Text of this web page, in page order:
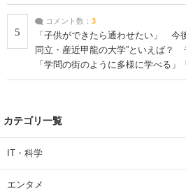
5
コメント数： 3
「子供ができたら通わせたい」 今
同立・産近甲龍の大学”といえば？
「学問の街のように多様に学べる」
| 大学 ねとらぼリサーチ
カテゴリ一覧
IT・科学
エンタメ